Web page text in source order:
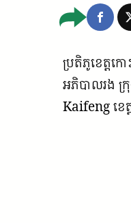
ប្រតិភូខេត្ត
អភិបាលរង ក្
Kaifeng ខេ